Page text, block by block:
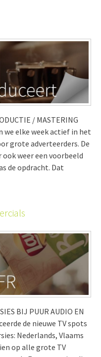
/ MASTERING
we elke week actief in het
grote adverteerders. De
weer een voorbeeld
de opdracht. Dat
BIJ PUUR AUDIO EN
de nieuwe TV spots
Nederlands, Vlaams
op alle grote TV